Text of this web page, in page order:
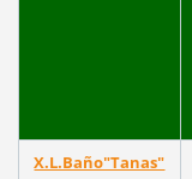
X.L.Baño"Tanas"